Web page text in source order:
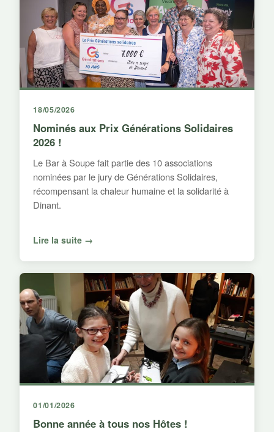
18/05/2026
Nominés aux Prix Générations Solidaires
2026 !
Le Bar à Soupe fait partie des 10 associations
nominées par le jury de Générations Solidaires,
récompensant la chaleur humaine et la solidarité à
Dinant.
Lire la suite →
01/01/2026
Bonne année à tous nos Hôtes !